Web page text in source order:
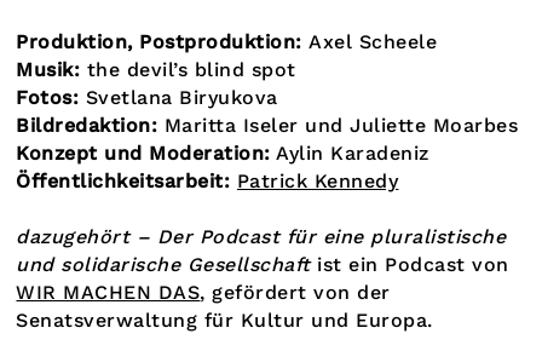
Produktion, Postproduktion:Axel Scheele
Musik: the devil’s blind spot
Fotos: Svetlana Biryukova
Bildredaktion: Maritta Iseler und Juliette Moarbes
Konzept und Moderation: Aylin Karadeniz
Öffentlichkeitsarbeit: Patrick Kennedy
dazugehört – Der Podcast für eine pluralistische
und solidarische Gesellschaftist ein Podcast von
WIR MACHEN DAS, gefördert von der
Senatsverwaltung für Kultur und Europa.